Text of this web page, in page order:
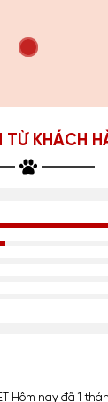
TỪ KHÁCH
Hôm nay đã 1